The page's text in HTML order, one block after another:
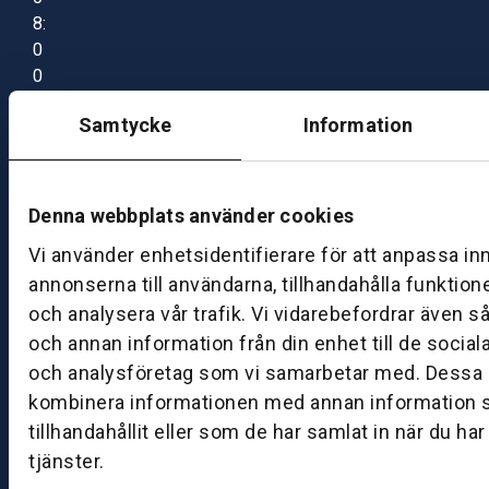
Samtycke Information
Denna webbplats använder cookies
Vi använder enhetsidentifierare för att anpassa
annonserna till användarna, tillhandahålla
och analysera vår trafik. Vi vidarebefordrar även
och annan information från din enhet till de
och analysföretag som vi samarbetar med. Dessa
kombinera informationen med annan information
tillhandahållit eller som de har samlat in när du
tjänster.
8:
0
0
7:
0
B
S
k
ö
v
d